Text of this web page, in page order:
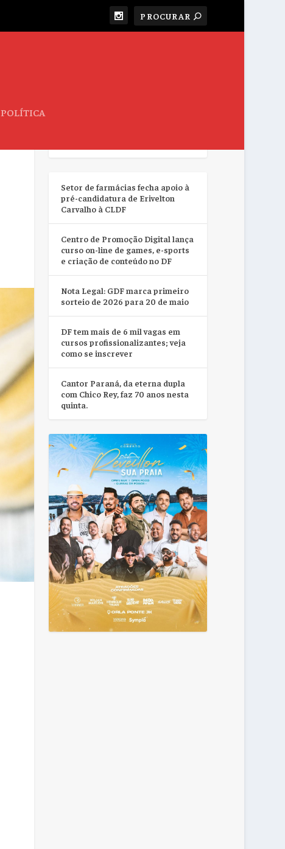
POLÍTICA
Setor de farmácias fecha apoio à
pré-candidatura de Erivelton
Carvalho à CLDF
Centro de Promoção Digital lança
curso on-line de games, e-sports
e criação de conteúdo no DF
Nota Legal: GDF marca primeiro
sorteio de 2026 para 20 de maio
DF tem mais de 6 mil vagas em
cursos profissionalizantes; veja
como se inscrever
Cantor Paraná, da eterna dupla
com Chico Rey, faz 70 anos nesta
quinta.